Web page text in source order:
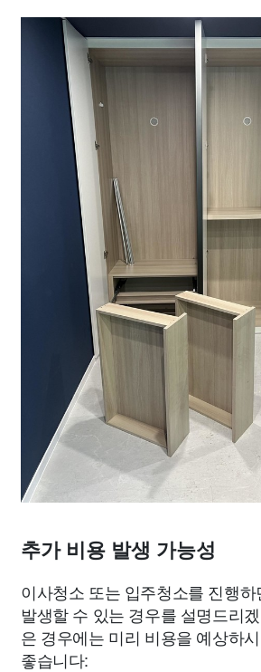
추가 비용 발생 가능성
이사청소 또는 입주청소를 진행
발생할 수 있는 경우를 설명드리
은 경우에는 미리 비용을 예상하
좋습니다: